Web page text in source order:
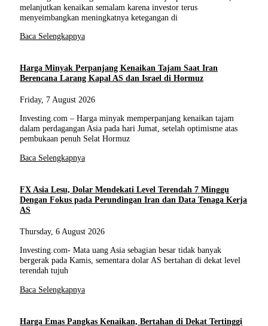
melanjutkan kenaikan semalam karena investor terus
menyeimbangkan meningkatnya ketegangan di
Baca Selengkapnya
Harga Minyak Perpanjang Kenaikan Tajam Saat Iran
Berencana Larang Kapal AS dan Israel di Hormuz
Friday, 7 August 2026
Investing.com – Harga minyak memperpanjang kenaikan tajam
dalam perdagangan Asia pada hari Jumat, setelah optimisme atas
pembukaan penuh Selat Hormuz
Baca Selengkapnya
FX Asia Lesu, Dolar Mendekati Level Terendah 7 Minggu
Dengan Fokus pada Perundingan Iran dan Data Tenaga Kerja
AS
Thursday, 6 August 2026
Investing.com- Mata uang Asia sebagian besar tidak banyak
bergerak pada Kamis, sementara dolar AS bertahan di dekat level
terendah tujuh
Baca Selengkapnya
Harga Emas Pangkas Kenaikan, Bertahan di Dekat Tertinggi